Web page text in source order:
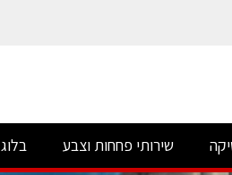
שירותי פחחות וצבע בלוג